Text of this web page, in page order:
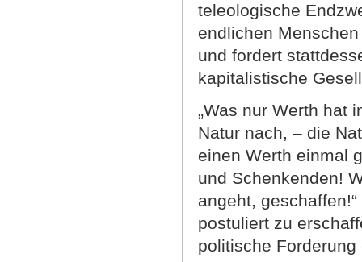
teleologische
endlichen
und fordert
kapitalistische
„Was nur Werth hat
Natur nach, – die
einen Werth einmal
und Schenkenden!
angeht,
postuliert zu
politische Forderung